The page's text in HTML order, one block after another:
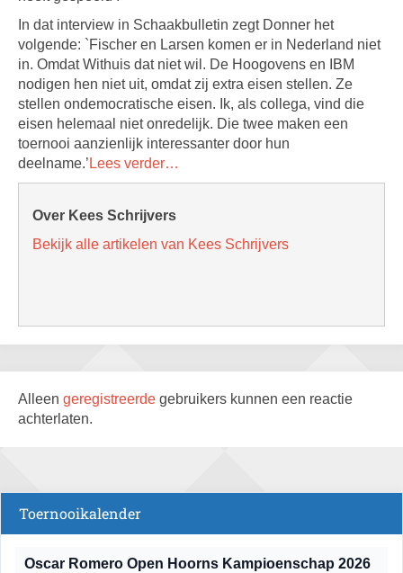
In dat interview in Schaakbulletin zegt Donner het
volgende: `Fischer en Larsen komen er in Nederland niet
in. Omdat Withuis dat niet wil. De Hoogovens en IBM
nodigen hen niet uit, omdat zij extra eisen stellen. Ze
stellen ondemocratische eisen. Ik, als collega, vind die
eisen helemaal niet onredelijk. Die twee maken een
toernooi aanzienlijk interessanter door hun
deelname.’ Lees verder…
Over Kees Schrijvers
Bekijk alle artikelen van Kees Schrijvers
Alleen geregistreerde gebruikers kunnen een reactie
achterlaten.
Toernooikalender
Oscar Romero Open Hoorns Kampioenschap 2026